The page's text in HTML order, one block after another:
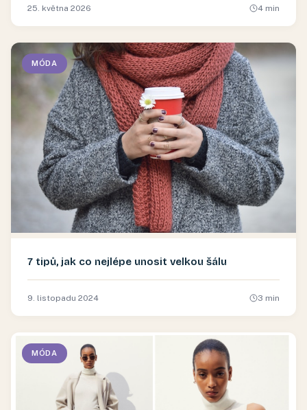
25. května 2026 4 min
MÓDA
7 tipů, jak co nejlépe unosit velkou šálu
9. listopadu 2024 3 min
MÓDA